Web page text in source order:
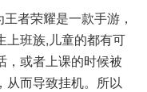
者荣耀是一款手游，
上班族,儿童的都有可
，或者上课的时候被
从而导致挂机。所以